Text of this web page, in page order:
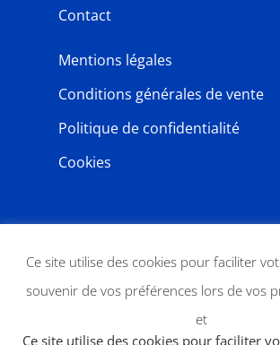
Contact
Mentions légales
Conditions générales de vente
Politique de confidentialité
Cookies
Ce site utilise des cookies pour faciliter
souvenir de vos préférences lors de vos
et
Ce site utilise des cookies pour faciliter